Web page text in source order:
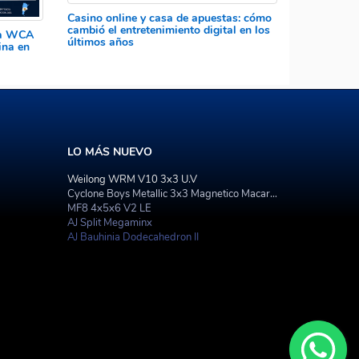
WCA
en
Casino online y casa de apuestas: cómo
cambió el entretenimiento digital en los
últimos años
LO MÁS NUEVO
Weilong WRM V10 3x3 U.V
Cyclone Boys Metallic 3x3 Magnetico Macaron
MF8 4x5x6 V2 LE
AJ Split Megaminx
AJ Bauhinia Dodecahedron II